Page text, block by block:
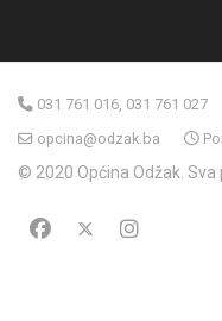
031 761 016, 031 761 027
opcina@odzak.ba
© 2020 Općina Odžak.